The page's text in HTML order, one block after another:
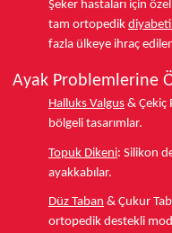
Şeker hastaları için
tam ortopedik
fazla ülkeye ihraç
Ayak Problemlerine
Halluks Valgus & Çekiç
bölgeli tasarımlar.
Topuk Dikeni: Silikon
ayakkabılar.
Düz Taban & Çukur
ortopedik destekli